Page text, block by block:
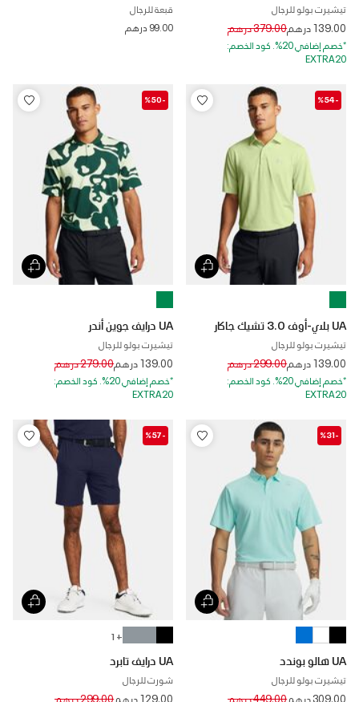
تيشيرت بولو للرجال
139.00 درهم Price reduced from
379.00 درهم to
*خصم إضافي 20%. كود الخصم:
EXTRA20
قبعة للرجال
99.00 درهم
-%54
UA بلاي-أوف 3.0 تشيك جاكار
تيشيرت بولو للرجال
139.00 درهم Price reduced from
299.00 درهم to
*خصم إضافي 20%. كود الخصم:
EXTRA20
-%50
UA درايف جوين أندر
تيشيرت بولو للرجال
139.00 درهم Price reduced from
279.00 درهم to
*خصم إضافي 20%. كود الخصم:
EXTRA20
-%31
UA هالو بوندد
تيشيرت بولو للرجال
309.00 درهم Price reduced from
449.00 درهم to
-%57
+ 1
UA درايف تابرد
شورت للرجال
129.00 درهم Price reduced from
299.00 درهم to